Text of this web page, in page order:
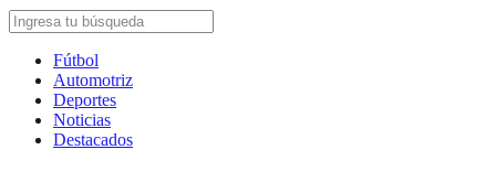
Fútbol
Automotriz
Deportes
Noticias
Destacados